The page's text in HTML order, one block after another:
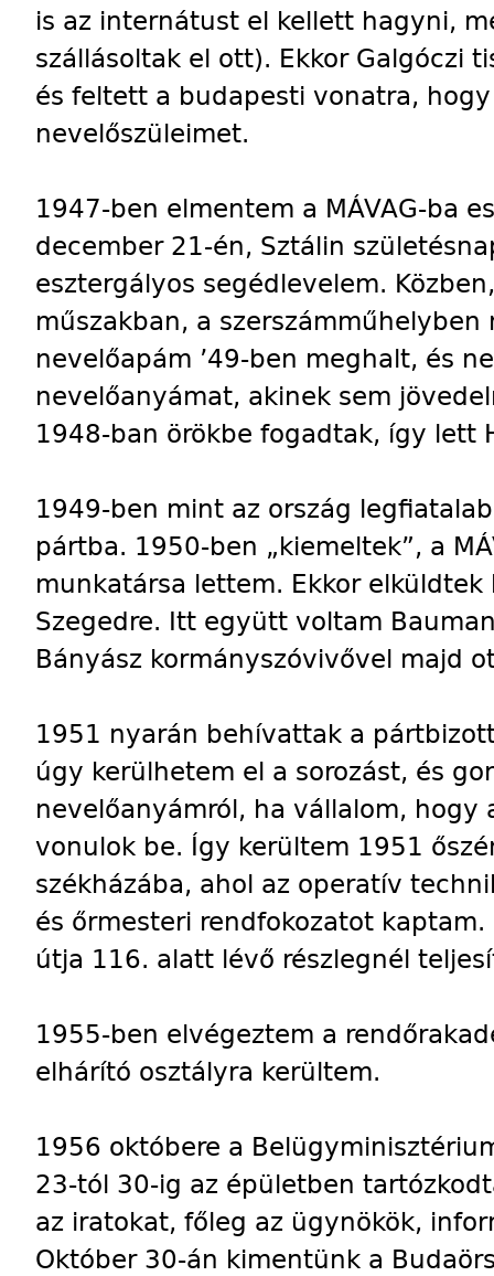
is az internátust el kellett hagyni,
szállásoltak el ott). Ekkor Galgóczi
és feltett a budapesti vonatra,
nevelőszüleimet.
1947-ben elmentem a MÁVAG-ba
december 21-én, Sztálin
esztergályos segédlevelem.
műszakban, a
nevelőapám ’49-ben meghalt, és
nevelőanyámat, akinek sem
1948-ban örökbe fogadtak, így lett
1949-ben mint az ország
pártba. 1950-ben „kiemeltek”, a
munkatársa lettem. Ekkor elküldtek
Szegedre. Itt együtt voltam
Bányász kormányszóvivővel majd
1951 nyarán behívattak a
úgy kerülhetem el a sorozást, és
nevelőanyámról, ha vállalom, hogy
vonulok be. Így kerültem 1951
székházába, ahol az operatív
és őrmesteri rendfokozatot
útja 116. alatt lévő részlegnél
1955-ben elvégeztem a
elhárító osztályra kerültem.
1956 októbere a
23-tól 30-ig az épületben
az iratokat, főleg az ügynökök,
Október 30-án kimentünk a